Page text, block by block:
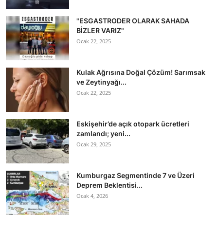
"ESGASTRODER OLARAK SAHADA
BİZLER VARIZ"
Ocak 22, 2025
Kulak Ağrısına Doğal Çözüm! Sarımsak
ve Zeytinyağı...
Ocak 22, 2025
Eskişehir’de açık otopark ücretleri
zamlandı; yeni...
Ocak 29, 2025
Kumburgaz Segmentinde 7 ve Üzeri
Deprem Beklentisi...
Ocak 4, 2026